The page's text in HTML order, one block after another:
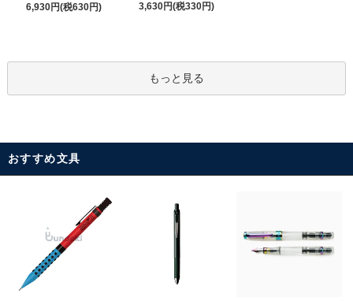
6,930円(税630円)
3,630円(税330円)
もっと見る
おすすめ文具